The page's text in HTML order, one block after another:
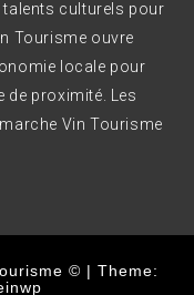
talents culturels pour
Tourisme ouvre
locale pour
de proximité. Les
Vin Tourisme
© | Theme: